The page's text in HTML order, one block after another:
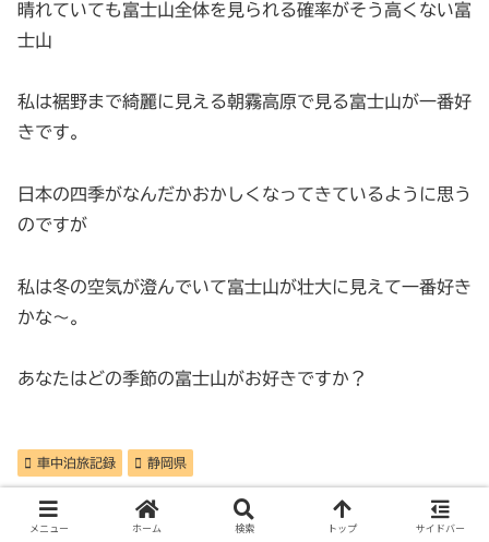
晴れていても富士山全体を見られる確率がそう高くない富
士山
私は裾野まで綺麗に見える朝霧高原で見る富士山が一番好
きです。
日本の四季がなんだかおかしくなってきているように思う
のですが
私は冬の空気が澄んでいて富士山が壮大に見えて一番好き
かな〜。
あなたはどの季節の富士山がお好きですか？
車中泊旅記録 静岡県
あさぎりフードパーク 北口本宮冨士浅間神社
朝霧高原 車中泊ドライブ 道の駅
メニュー ホーム 検索 トップ サイドバー